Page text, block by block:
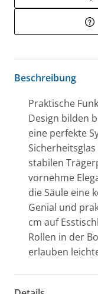
Beschreibung
Praktische
Design bilden
eine perfekte
stabilen
vornehme
die Säule eine
Genial und
cm auf
Rollen in der
erlauben